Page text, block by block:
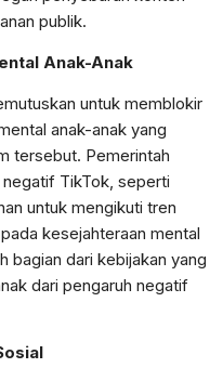
publik.
Anak-Anak
untuk memblokir
anak-anak yang
tersebut. Pemerintah
TikTok, seperti
untuk mengikuti tren
kesejahteraan mental
bagian dari kebijakan yang
dari pengaruh negatif